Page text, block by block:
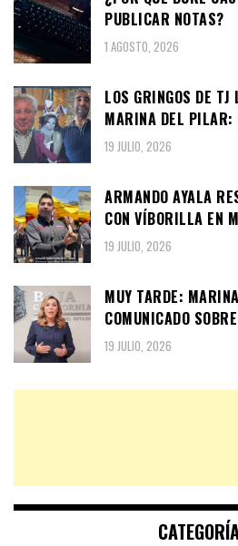
PUBLICAR NOTAS?
1 AGOSTO, 2026
LOS GRINGOS DE
MARINA DEL PILAR:
19 JULIO, 2026
ARMANDO AYALA
CON VÍBORILLA EN
19 JULIO, 2026
MUY TARDE:
COMUNICADO
19 JULIO, 2026